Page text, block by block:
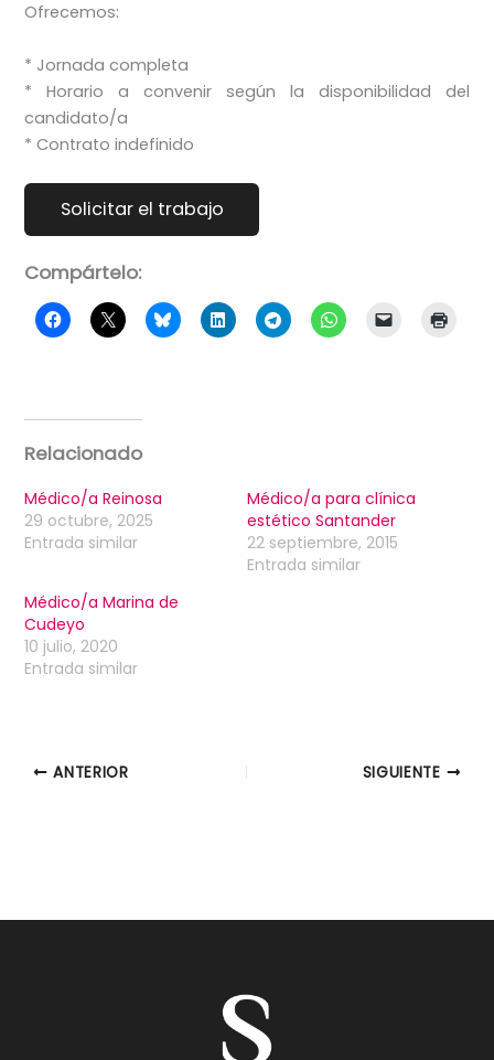
Ofrecemos:
* Jornada completa
* Horario a convenir según la disponibilidad del
candidato/a
* Contrato indefinido
Compártelo:
Relacionado
Médico/a Reinosa
29 octubre, 2025
Entrada similar
Médico/a para clínica
estético Santander
22 septiembre, 2015
Entrada similar
Médico/a Marina de
Cudeyo
10 julio, 2020
Entrada similar
ANTERIOR SIGUIENTE